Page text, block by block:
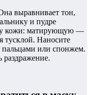
выравнивает тон,
и пудре
кожи: матирующую —
тусклой. Наносите
пальцами или спонжем.
раздражение.